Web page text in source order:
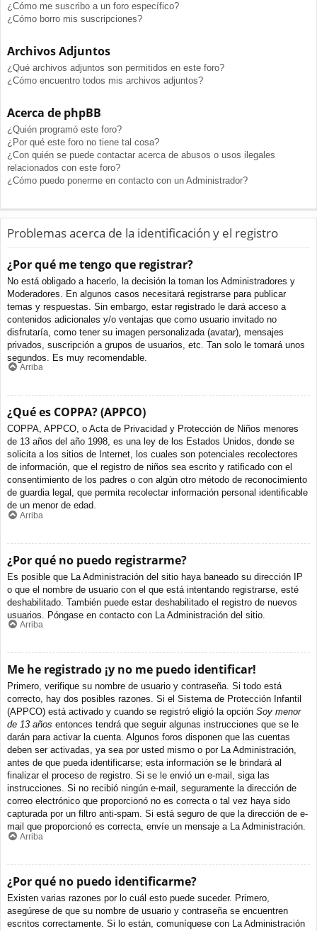
¿Cómo me suscribo a un foro específico?
¿Cómo borro mis suscripciones?
Archivos Adjuntos
¿Qué archivos adjuntos son permitidos en este foro?
¿Cómo encuentro todos mis archivos adjuntos?
Acerca de phpBB
¿Quién programó este foro?
¿Por qué este foro no tiene tal cosa?
¿Con quién se puede contactar acerca de abusos o usos ilegales
relacionados con este foro?
¿Cómo puedo ponerme en contacto con un Administrador?
Problemas acerca de la identificación y el registro
¿Por qué me tengo que registrar?
No está obligado a hacerlo, la decisión la toman los Administradores y
Moderadores. En algunos casos necesitará registrarse para publicar
temas y respuestas. Sin embargo, estar registrado le dará acceso a
contenidos adicionales y/o ventajas que como usuario invitado no
disfrutaría, como tener su imagen personalizada (avatar), mensajes
privados, suscripción a grupos de usuarios, etc. Tan solo le tomará unos
segundos. Es muy recomendable.
Arriba
¿Qué es COPPA? (APPCO)
COPPA, APPCO, o Acta de Privacidad y Protección de Niños menores
de 13 años del año 1998, es una ley de los Estados Unidos, donde se
solicita a los sitios de Internet, los cuales son potenciales recolectores
de información, que el registro de niños sea escrito y ratificado con el
consentimiento de los padres o con algún otro método de reconocimiento
de guardia legal, que permita recolectar información personal identificable
de un menor de edad.
Arriba
¿Por qué no puedo registrarme?
Es posible que La Administración del sitio haya baneado su dirección IP
o que el nombre de usuario con el que está intentando registrarse, esté
deshabilitado. También puede estar deshabilitado el registro de nuevos
usuarios. Póngase en contacto con La Administración del sitio.
Arriba
Me he registrado ¡y no me puedo identificar!
Primero, verifique su nombre de usuario y contraseña. Si todo está
correcto, hay dos posibles razones. Si el Sistema de Protección Infantil
(APPCO) está activado y cuando se registró eligió la opción Soy menor
de 13 años entonces tendrá que seguir algunas instrucciones que se le
darán para activar la cuenta. Algunos foros disponen que las cuentas
deben ser activadas, ya sea por usted mismo o por La Administración,
antes de que pueda identificarse; esta información se le brindará al
finalizar el proceso de registro. Si se le envió un e-mail, siga las
instrucciones. Si no recibió ningún e-mail, seguramente la dirección de
correo electrónico que proporcionó no es correcta o tal vez haya sido
capturada por un filtro anti-spam. Si está seguro de que la dirección de e-
mail que proporcionó es correcta, envíe un mensaje a La Administración.
Arriba
¿Por qué no puedo identificarme?
Existen varias razones por lo cuál esto puede suceder. Primero,
asegúrese de que su nombre de usuario y contraseña se encuentren
escritos correctamente. Si lo están, comuníquese con La Administración